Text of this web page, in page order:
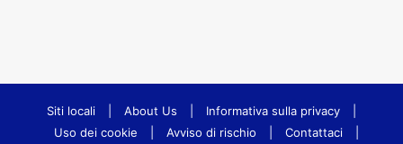
Siti locali About Us Informativa sulla privacy
Uso dei cookie
Avviso di rischio Contattaci